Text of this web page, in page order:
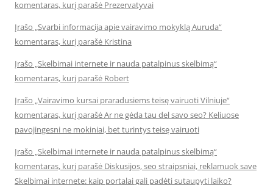
komentaras, kurį parašė Prezervatyvai
Įrašo „Svarbi informacija apie vairavimo mokyklą Auruda“
komentaras, kurį parašė Kristina
Įrašo „Skelbimai internete ir nauda patalpinus skelbimą“
komentaras, kurį parašė Robert
Įrašo „Vairavimo kursai praradusiems teisę vairuoti Vilniuje“
komentaras, kurį parašė Ar ne gėda tau del savo seo? Keliuose
pavojingesni ne mokiniai, bet turintys teisę vairuoti
Įrašo „Skelbimai internete ir nauda patalpinus skelbimą“
komentaras, kurį parašė Diskusijos, seo straipsniai, reklamuok save
Skelbimai internete: kaip portalai gali padėti sutaupyti laiko?